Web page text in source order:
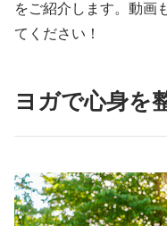
をご紹介します。動画
てください！
ヨガで心身を